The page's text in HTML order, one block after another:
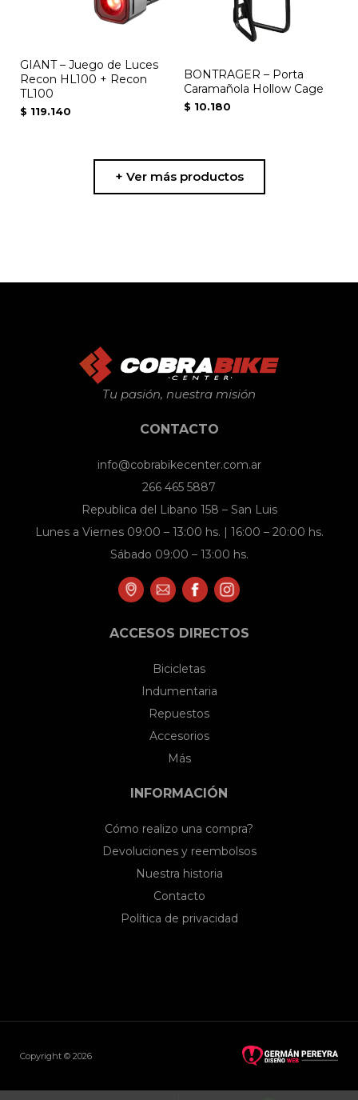
GIANT – Juego de Luces
Recon HL100 + Recon
TL100
$ 119.140
BONTRAGER – Porta
Caramañola Hollow Cage
$ 10.180
+ Ver más productos
Tu pasión, nuestra misión
CONTACTO
info@cobrabikecenter.com.ar
266 465 5887
Republica del Libano 158 – San Luis
Lunes a Viernes 09:00 – 13:00 hs. | 16:00 – 20:00 hs.
Sábado 09:00 – 13:00 hs.
ACCESOS DIRECTOS
Bicicletas
Indumentaria
Repuestos
Accesorios
Más
INFORMACIÓN
Cómo realizo una compra?
Devoluciones y reembolsos
Nuestra historia
Contacto
Política de privacidad
Copyright © 2026